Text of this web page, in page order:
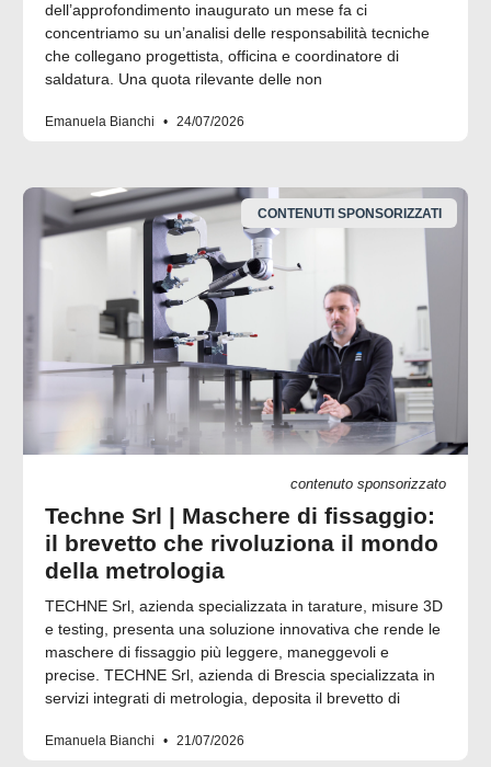
dell’approfondimento inaugurato un mese fa ci
concentriamo su un’analisi delle responsabilità tecniche
che collegano progettista, officina e coordinatore di
saldatura. Una quota rilevante delle non
Emanuela Bianchi 24/07/2026
CONTENUTI SPONSORIZZATI
contenuto sponsorizzato
Techne Srl | Maschere di fissaggio:
il brevetto che rivoluziona il mondo
della metrologia
TECHNE Srl, azienda specializzata in tarature, misure 3D
e testing, presenta una soluzione innovativa che rende le
maschere di fissaggio più leggere, maneggevoli e
precise. TECHNE Srl, azienda di Brescia specializzata in
servizi integrati di metrologia, deposita il brevetto di
Emanuela Bianchi 21/07/2026